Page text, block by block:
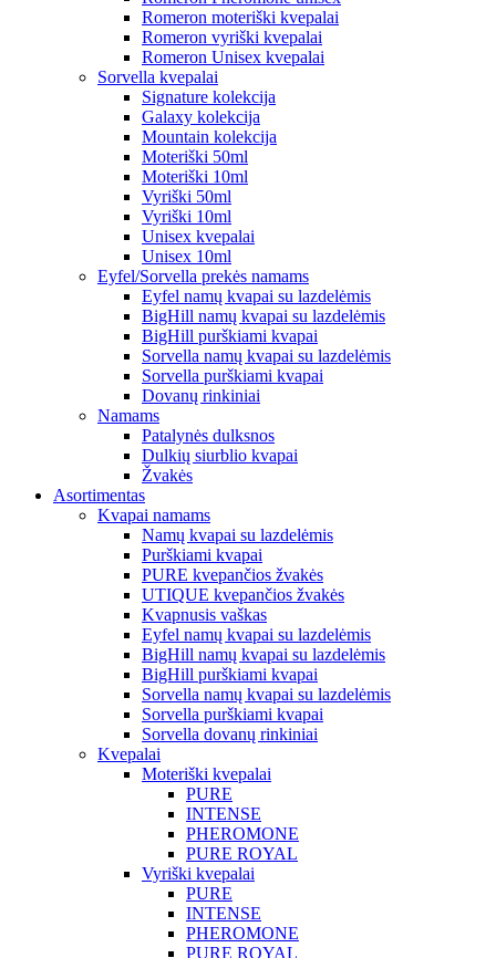
Romeron moteriški kvepalai
Romeron vyriški kvepalai
Romeron Unisex kvepalai
Sorvella kvepalai
Signature kolekcija
Galaxy kolekcija
Mountain kolekcija
Moteriški 50ml
Moteriški 10ml
Vyriški 50ml
Vyriški 10ml
Unisex kvepalai
Unisex 10ml
Eyfel/Sorvella prekės namams
Eyfel namų kvapai su lazdelėmis
BigHill namų kvapai su lazdelėmis
BigHill purškiami kvapai
Sorvella namų kvapai su lazdelėmis
Sorvella purškiami kvapai
Dovanų rinkiniai
Namams
Patalynės dulksnos
Dulkių siurblio kvapai
Žvakės
Asortimentas
Kvapai namams
Namų kvapai su lazdelėmis
Purškiami kvapai
PURE kvepančios žvakės
UTIQUE kvepančios žvakės
Kvapnusis vaškas
Eyfel namų kvapai su lazdelėmis
BigHill namų kvapai su lazdelėmis
BigHill purškiami kvapai
Sorvella namų kvapai su lazdelėmis
Sorvella purškiami kvapai
Sorvella dovanų rinkiniai
Kvepalai
Moteriški kvepalai
PURE
INTENSE
PHEROMONE
PURE ROYAL
Vyriški kvepalai
PURE
INTENSE
PHEROMONE
PURE ROYAL